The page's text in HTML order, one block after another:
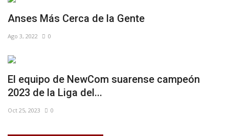
Anses Más Cerca de la Gente
Ago 3, 2022 0
El equipo de NewCom suarense campeón
2023 de la Liga del...
Oct 25, 2023 0